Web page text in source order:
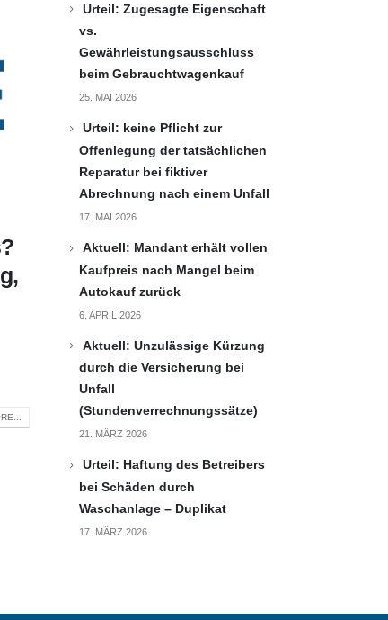
Urteil: Zugesagte Eigenschaft
vs.
Gewährleistungsausschluss
beim Gebrauchtwagenkauf
25. MAI 2026
Urteil: keine Pflicht zur
Offenlegung der tatsächlichen
Reparatur bei fiktiver
Abrechnung nach einem Unfall
17. MAI 2026
Aktuell: Mandant erhält vollen
Kaufpreis nach Mangel beim
Autokauf zurück
6. APRIL 2026
Aktuell: Unzulässige Kürzung
durch die Versicherung bei
Unfall
(Stundenverrechnungssätze)
21. MÄRZ 2026
Urteil: Haftung des Betreibers
bei Schäden durch
Waschanlage – Duplikat
17. MÄRZ 2026